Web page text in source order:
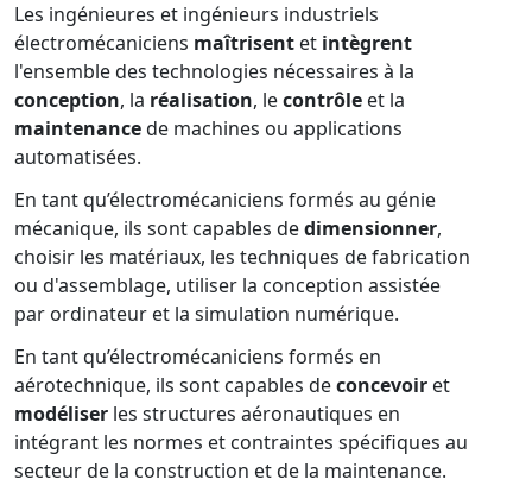
Les ingénieures et ingénieurs industriels
électromécaniciens maîtrisent et intègrent
l'ensemble des technologies nécessaires à la
conception, la réalisation, lecontrôle et la
maintenancede machines ou applications
automatisées.
En tant qu’électromécaniciens formés au génie
mécanique, ils sont capables dedimensionner,
choisir les matériaux, les techniques de fabrication
ou d'assemblage, utiliser la conception assistée
par ordinateur et la simulation numérique.
En tant qu’électromécaniciens formés en
aérotechnique, ils sont capables deconcevoir et
modéliser les structures aéronautiques en
intégrant les normes et contraintes spécifiques au
secteur de la construction et de la maintenance.